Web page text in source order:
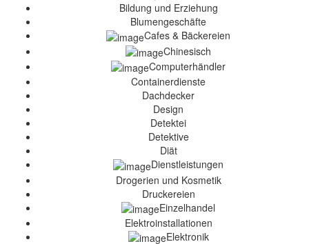
Bildung und Erziehung
Blumengeschäfte
Cafes & Bäckereien
Chinesisch
Computerhändler
Containerdienste
Dachdecker
Design
Detektei
Detektive
Diät
Dienstleistungen
Drogerien und Kosmetik
Druckereien
Einzelhandel
Elektroinstallationen
Elektronik